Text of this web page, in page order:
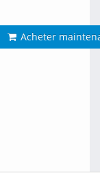
Acheter